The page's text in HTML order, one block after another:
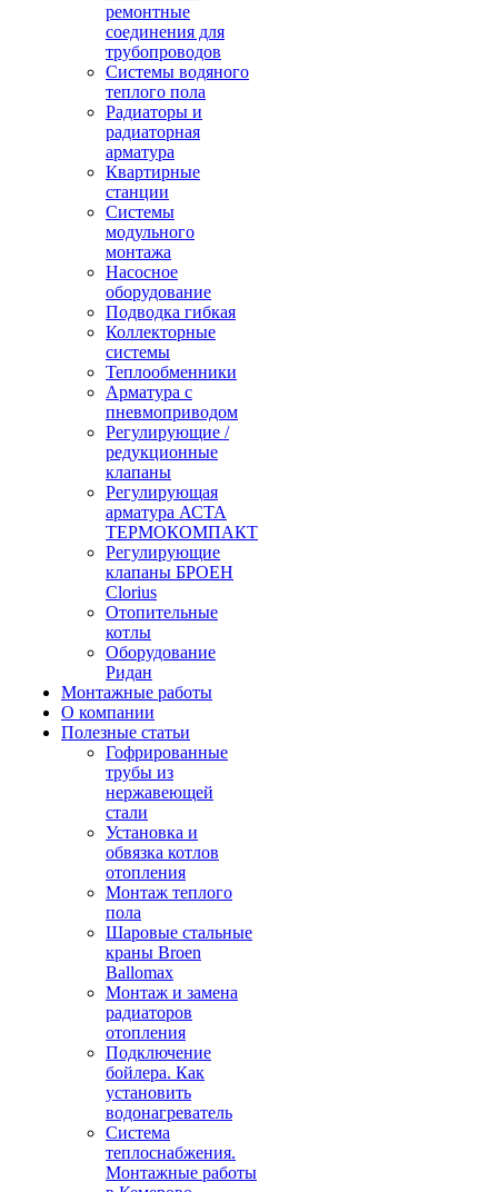
ремонтные
соединения для
трубопроводов
Системы водяного
теплого пола
Радиаторы и
радиаторная
арматура
Квартирные
станции
Системы
модульного
монтажа
Насосное
оборудование
Подводка гибкая
Коллекторные
системы
Теплообменники
Арматура с
пневмоприводом
Регулирующие /
редукционные
клапаны
Регулирующая
арматура АСТА
ТЕРМОКОМПАКТ
Регулирующие
клапаны БРОЕН
Clorius
Отопительные
котлы
Оборудование
Ридан
Монтажные работы
О компании
Полезные статьи
Гофрированные
трубы из
нержавеющей
стали
Установка и
обвязка котлов
отопления
Монтаж теплого
пола
Шаровые стальные
краны Broen
Ballomax
Монтаж и замена
радиаторов
отопления
Подключение
бойлера. Как
установить
водонагреватель
Система
теплоснабжения.
Монтажные работы